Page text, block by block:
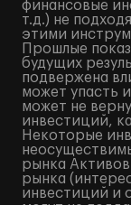
финансовые
т.д.) не
этими
Прошлые
будущих
подвержена
может упасть
может не
инвестиций,
Некоторые
рынка
рынка
инвестиций и